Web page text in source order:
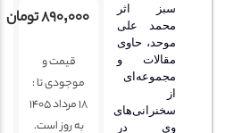
سبز اثر
محمد علی
موحد، حاوی
مقالات و
مجموعه‌ای
سخنرانی‌های
وی در
۸۹۰,۰۰۰تومان
قیمت و
موجودی تا :
18 مرداد 1405
به روز است.